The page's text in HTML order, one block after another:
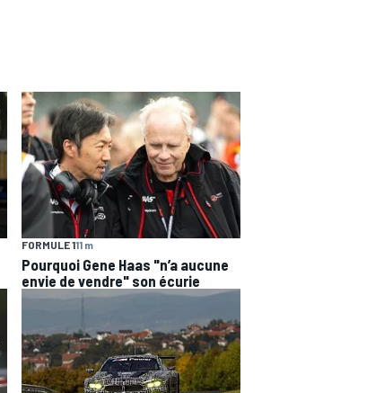
FORMULE 111 m
Pourquoi Gene Haas "n’a aucune
envie de vendre" son écurie